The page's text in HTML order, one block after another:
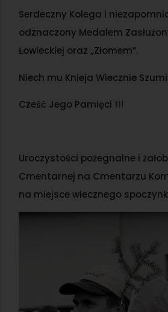
Serdeczny Kolega i
odznaczony Medalem
Łowieckiej oraz „Złomem”.
Niech mu Knieja Wiecznie
Cześć Jego Pamięci !!!
Uroczystości pożegnalne i
Cmentarnej na Cmentarzu
na miejsce wiecznego